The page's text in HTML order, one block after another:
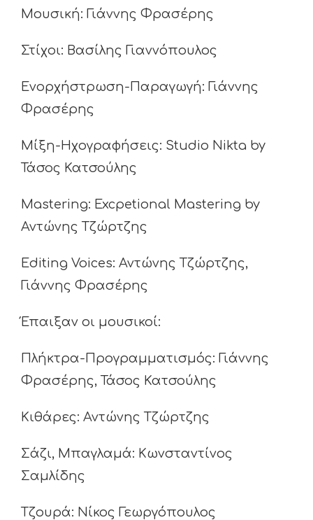
Μουσική: Γιάννης Φρασέρης
Στίχοι: Βασίλης Γιαννόπουλος
Ενορχήστρωση-Παραγωγή: Γιάννης
Φρασέρης
Μίξη-Ηχογραφήσεις: Studio Nikta by
Τάσος Κατσούλης
Mastering: Excpetional Mastering by
Αντώνης Τζώρτζης
Editing Voices: Αντώνης Τζώρτζης,
Γιάννης Φρασέρης
Έπαιξαν οι μουσικοί:
Πλήκτρα-Προγραμματισμός: Γιάννης
Φρασέρης, Τάσος Κατσούλης
Κιθάρες: Αντώνης Τζώρτζης
Σάζι, Μπαγλαμά: Κωνσταντίνος
Σαμλίδης
Τζουρά: Νίκος Γεωργόπουλος